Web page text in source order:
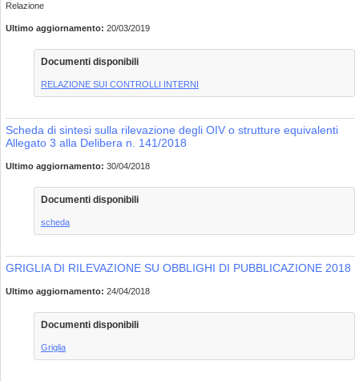
Relazione
Ultimo aggiornamento: 20/03/2019
Documenti disponibili
RELAZIONE SUI CONTROLLI INTERNI
Scheda di sintesi sulla rilevazione degli OIV o strutture equivalenti
Allegato 3 alla Delibera n. 141/2018
Ultimo aggiornamento: 30/04/2018
Documenti disponibili
scheda
GRIGLIA DI RILEVAZIONE SU OBBLIGHI DI PUBBLICAZIONE 2018
Ultimo aggiornamento: 24/04/2018
Documenti disponibili
Griglia